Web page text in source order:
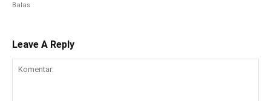
Balas
Leave A Reply